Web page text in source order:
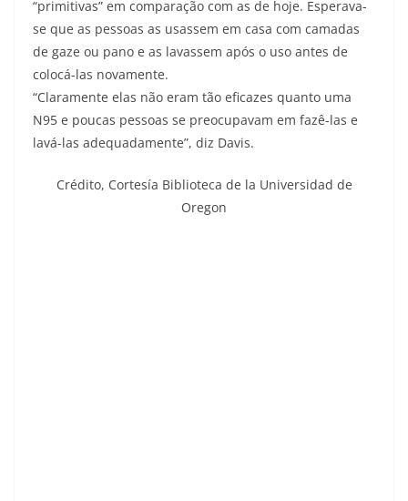
“primitivas” em comparação com as de hoje. Esperava-
se que as pessoas as usassem em casa com camadas
de gaze ou pano e as lavassem após o uso antes de
colocá-las novamente.
“Claramente elas não eram tão eficazes quanto uma
N95 e poucas pessoas se preocupavam em fazê-las e
lavá-las adequadamente”, diz Davis.
Crédito, Cortesía Biblioteca de la Universidad de
Oregon